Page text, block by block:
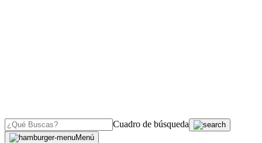
Cuadro de búsqueda
Menú
OJO